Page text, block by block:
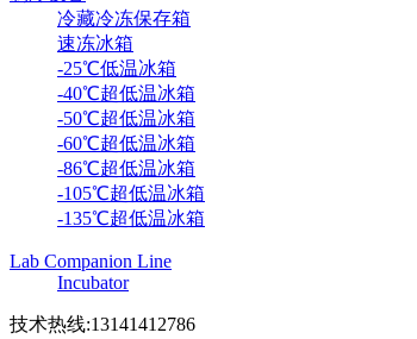
冷藏冷冻保存箱
速冻冰箱
-25℃低温冰箱
-40℃超低温冰箱
-50℃超低温冰箱
-60℃超低温冰箱
-86℃超低温冰箱
-105℃超低温冰箱
-135℃超低温冰箱
Lab Companion Line
Incubator
技术热线:13141412786